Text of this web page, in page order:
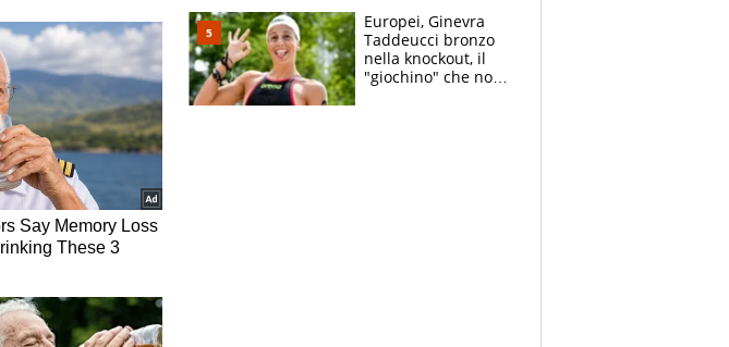
Allegri
Europei, Ginevra
Taddeucci bronzo
nella knockout, il
"giochino" che non